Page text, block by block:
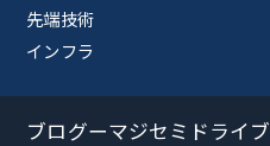
先端技術
インフラ
ブログーマジセミドライブ